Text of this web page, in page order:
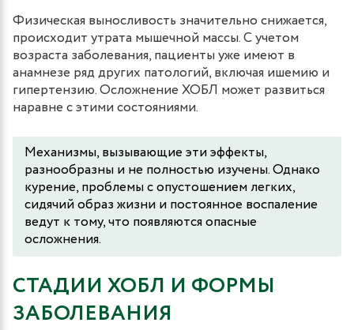
Физическая выносливость значительно снижается,
происходит утрата мышечной массы. С учетом
возраста заболевания, пациенты уже имеют в
анамнезе ряд других патологий, включая ишемию и
гипертензию. Осложнение ХОБЛ может развиться
наравне с этими состояниями.
Механизмы, вызывающие эти эффекты,
разнообразны и не полностью изучены. Однако
курение, проблемы с опустошением легких,
сидячий образ жизни и постоянное воспаление
ведут к тому, что появляются опасные
осложнения.
СТАДИИ ХОБЛ И ФОРМЫ
ЗАБОЛЕВАНИЯ